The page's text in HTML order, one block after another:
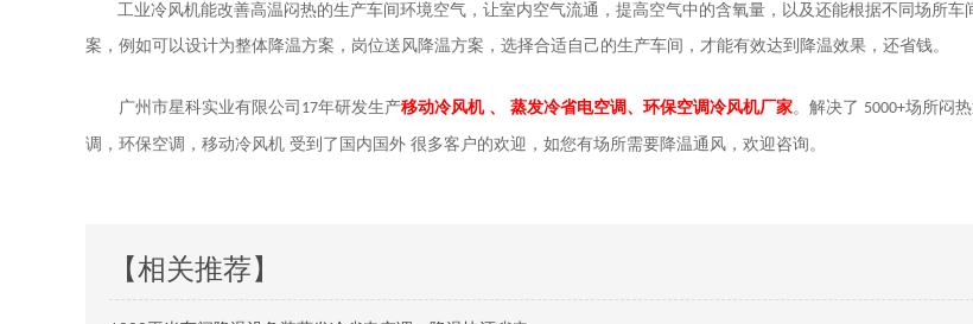
工业冷风机能改善高温闷热的生产车间环境空气，让室内空气流通，提高空气中的含氧量，以及还能根据不同场所车
案，例如可以设计为整体降温方案，岗位送风降温方案，选择合适自己的生产车间，才能有效达到降温效果，还省钱。
广州市星科实业有限公司 17年研发生产移动冷风机 、 蒸发冷省电空调、环保空调冷风机厂家。解决了 5000+场所闷
调，环保空调，移动冷风机 受到了国内国外 很多客户的欢迎 ， 如您有场所需要降温通风，欢迎咨询。
【相关推荐】